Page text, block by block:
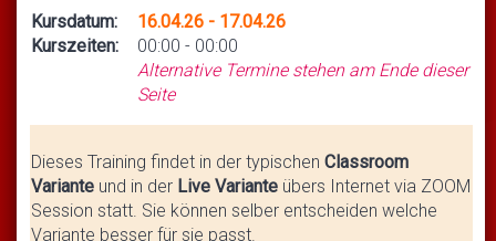
Kursdatum:
Kurszeiten:
16.04.26 - 17.04.26
00:00 - 00:00
Alternative Termine stehen am Ende dieser
Seite
Dieses Training findet in der typischen Classroom
Variante und in der Live Variante übers Internet via ZOOM
Session statt. Sie können selber entscheiden welche
Variante besser für sie passt.